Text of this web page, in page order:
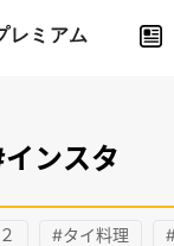
レミアム
ンスタ
#タイ料理